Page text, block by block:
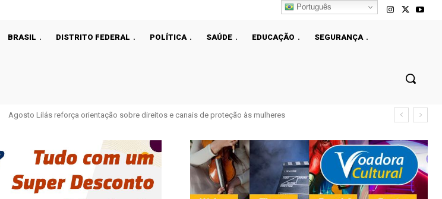
BRASIL DISTRITO FEDERAL POLÍTICA SAÚDE EDUCAÇÃO
SEGURANÇA
Agosto Lilás reforça orientação sobre direitos e canais de proteção às mulheres
Português